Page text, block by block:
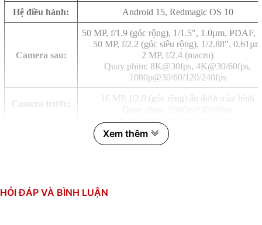
Hệ điều hành: Android 15, Redmagic OS 10
Camera sau:
50 MP, f/1.9 (góc rộng), 1/1.5", 1.0µm, PDAF,
50 MP, f/2.2 (góc siêu rộng), 1/2.88", 0.61µm
2 MP, f/2.4 (macro)
Quay phim: 8K@30fps, 4K@30/60fps,
1080p@30/60/120/240fps
Camera trước:
16 MP, f/2.0 (góc rộng) ẩn dưới màn hình
Qualcomm SM8750-AB Snapdragon 8 Elite (3
8 nhân (2x4.32 GHz & 6x3.53 GHz)
Bộ nhớ trong:
Xem thêm
HỎI ĐÁP VÀ BÌNH LUẬN